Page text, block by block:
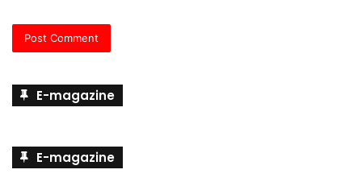
E-magazine
E-magazine